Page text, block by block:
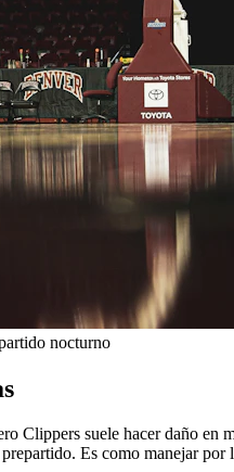
nocturno
Clippers suele hacer daño en
Es como manejar